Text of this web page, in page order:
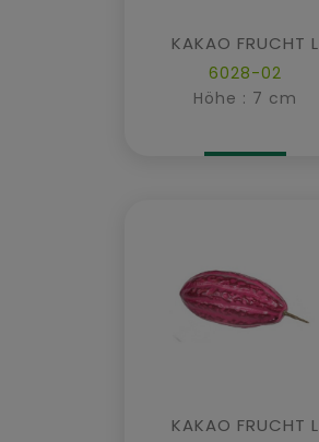
KAKAO FRUCHT L
6028-02
Höhe : 7 cm
KAKAO FRUCHT L